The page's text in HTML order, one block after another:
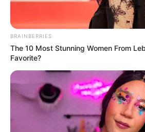
CARGAR MÁS
BRAINBERRIES
The 10 Most Stunning Women From
Favorite?